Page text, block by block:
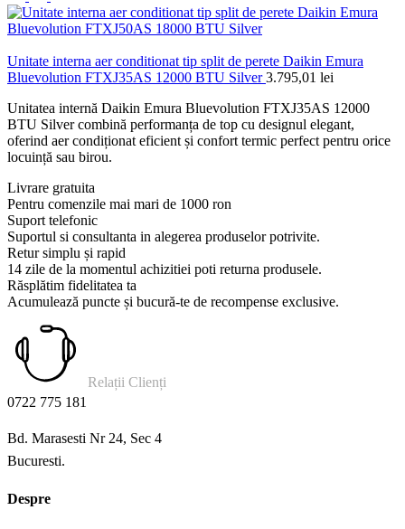
Unitate interna aer conditionat tip split de perete Daikin Emura
Bluevolution FTXJ35AS 12000 BTU Silver3.795,01 lei
Unitatea internă Daikin Emura Bluevolution FTXJ35AS 12000
BTU Silver combină performanța de top cu designul elegant,
oferind aer condiționat eficient și confort termic perfect pentru orice
locuință sau birou.
Livrare gratuita
Pentru comenzile mai mari de 1000 ron
Suport telefonic
Suportul si consultanta in alegerea produselor potrivite.
Retur simplu și rapid
14 zile de la momentul achizitiei poti returna produsele.
Răsplătim fidelitatea ta
Acumulează puncte și bucură-te de recompense exclusive.
Relații Clienți
0722 775 181
Bd. Marasesti Nr 24, Sec 4
Bucuresti.
Despre